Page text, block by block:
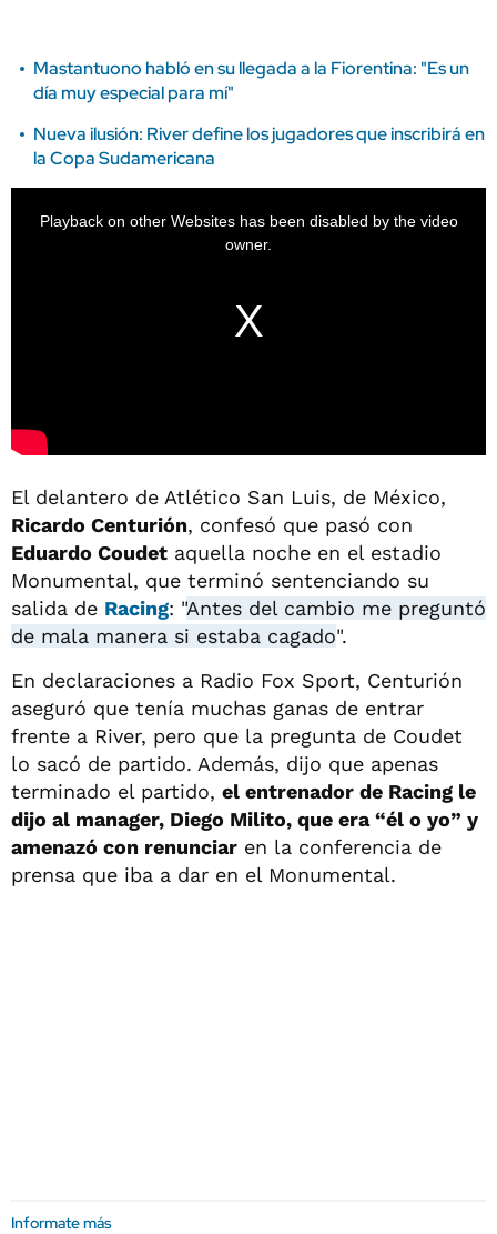
Mastantuono habló en su llegada a la Fiorentina: "Es un
día muy especial para mí"
Nueva ilusión: River define los jugadores que inscribirá en
la Copa Sudamericana
Playback on other Websites has been disabled by the video
owner.
El delantero de Atlético San Luis, de México,
Ricardo Centurión, confesó que pasó con
Eduardo Coudet aquella noche en el estadio
Monumental, que terminó sentenciando su
salida de Racing: "Antes del cambio me preguntó
de mala manera si estaba cagado".
En declaraciones a Radio Fox Sport, Centurión
aseguró que tenía muchas ganas de entrar
frente a River, pero que la pregunta de Coudet
lo sacó de partido. Además, dijo que apenas
terminado el partido, el entrenador de Racing le
dijo al manager, Diego Milito, que era “él o yo” y
amenazó con renunciar en la conferencia de
prensa que iba a dar en el Monumental.
Informate más